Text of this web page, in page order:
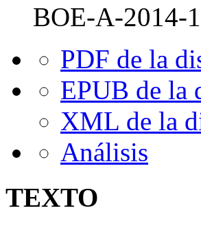
BOE-A-2014-
PDF de la
EPUB de la
XML de la
Análisis
TEXTO